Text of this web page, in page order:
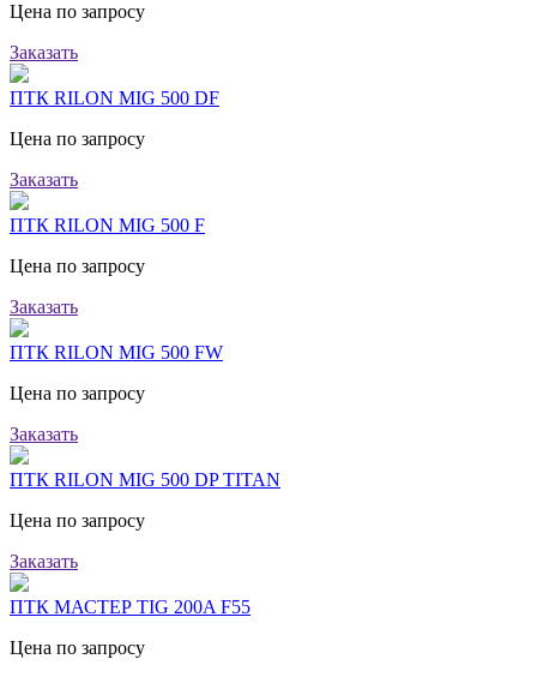
Цена по запросу
Заказать
ПТК RILON MIG 500 DF
Цена по запросу
Заказать
ПТК RILON MIG 500 F
Цена по запросу
Заказать
ПТК RILON MIG 500 FW
Цена по запросу
Заказать
ПТК RILON MIG 500 DP TITAN
Цена по запросу
Заказать
ПТК МАСТЕР TIG 200A F55
Цена по запросу